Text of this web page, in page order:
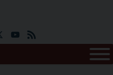
YouTube